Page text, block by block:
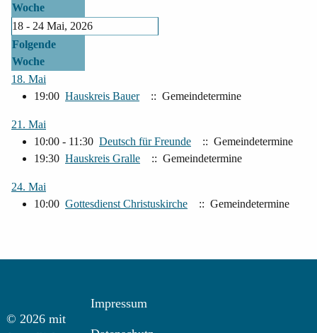
Woche
18 - 24 Mai, 2026
Folgende
Woche
18. Mai
19:00 Hauskreis Bauer :: Gemeindetermine
21. Mai
10:00 - 11:30 Deutsch für Freunde
:: Gemeindetermine
19:30 Hauskreis Gralle :: Gemeindetermine
24. Mai
10:00 Gottesdienst Christuskirche :: Gemeindetermine
© 2026 mit
Impressum